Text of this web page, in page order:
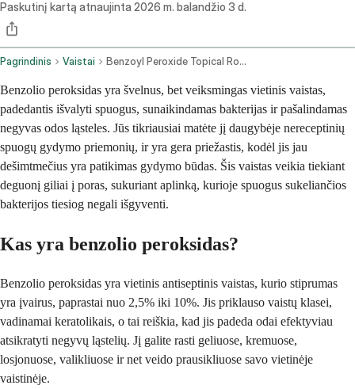
Paskutinį kartą atnaujinta 2026 m. balandžio 3 d.
Pagrindinis Vaistai Benzoyl Peroxide Topical Route
Benzolio peroksidas yra švelnus, bet veiksmingas vietinis vaistas,
padedantis išvalyti spuogus, sunaikindamas bakterijas ir pašalindamas
negyvas odos ląsteles. Jūs tikriausiai matėte jį daugybėje nereceptinių
spuogų gydymo priemonių, ir yra gera priežastis, kodėl jis jau
dešimtmečius yra patikimas gydymo būdas. Šis vaistas veikia tiekiant
deguonį giliai į poras, sukuriant aplinką, kurioje spuogus sukeliančios
bakterijos tiesiog negali išgyventi.
Kas yra benzolio peroksidas?
Benzolio peroksidas yra vietinis antiseptinis vaistas, kurio stiprumas
yra įvairus, paprastai nuo 2,5% iki 10%. Jis priklauso vaistų klasei,
vadinamai keratolikais, o tai reiškia, kad jis padeda odai efektyviau
atsikratyti negyvų ląstelių. Jį galite rasti geliuose, kremuose,
losjonuose, valikliuose ir net veido prausikliuose savo vietinėje
vaistinėje.